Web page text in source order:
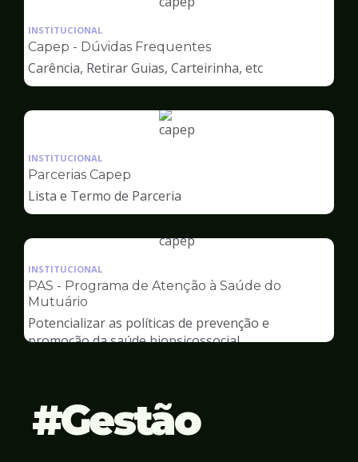
Ilustração
pagina
de
Capep
INSTITUCIONAL
Capep - Dúvidas Frequentes
Carência, Retirar Guias, Carteirinha, etc
Ilustração
Capep
INSTITUCIONAL
Parcerias Capep
Lista e Termo de Parceria
Ilustração
pagina
Capep
INSTITUCIONAL
PAS - Programa de Atenção à Saúde do
Mutuário
Potencializar as políticas de prevenção e
promoção da saúde biopsicossocial
Gestão